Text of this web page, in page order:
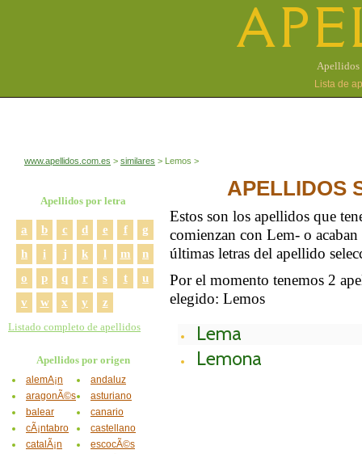
Apellidos
Lista de
www.apellidos.com.es similares Lemos
APELLIDOS
Estos son los apellidos que
comienzan con Lem- o
últimas letras del apellido
Por el momento tenemos 2
elegido: Lemos
Lema
Lemona
Apellidos por letra
a b c d e f
g
h
i j k l m
n
o
p q r s t
u
v
w x y z
Listado completo de apellidos
Apellidos por origen
alemÃ¡n
andaluz
aragonÃ©s
asturiano
balear
canario
cÃ¡ntabro
castellano
catalÃ¡n
escocÃ©s